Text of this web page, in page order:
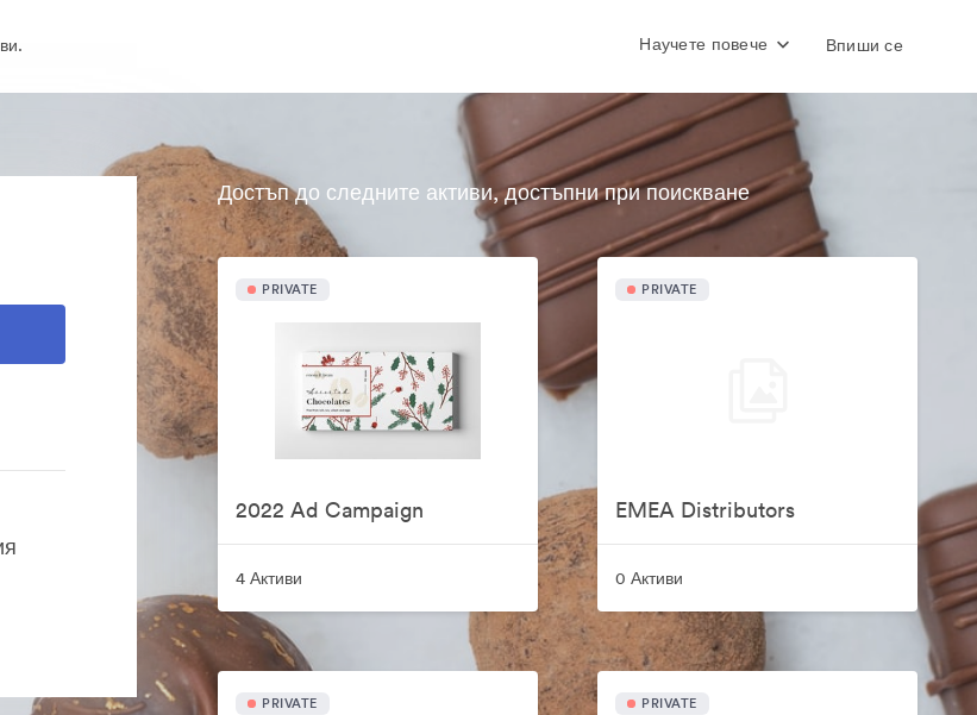
Научете повече Впиши се
Достъп до следните активи, достъпни при поискване
PRIVATE
2022 Ad Campaign
4 Активи
PRIVATE
EMEA Distributors
0 Активи
PRIVATE PRIVATE